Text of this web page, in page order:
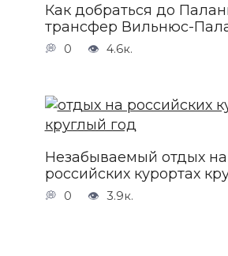
Как добраться до
трансфер Вильнюс-
0 4.6к.
Незабываемый отдых на
российских курортах
0 3.9к.